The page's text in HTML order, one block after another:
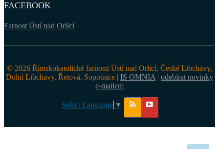
FACEBOOK
Farnost Ústí nad Orlicí
© 2026 Římskokatolické farnosti Ústí nad Orlicí, České Libchavy,
Dolní Libchavy, Řetová, Sopotnice | IS OMNIA | odebírat novinky
e-mailem
Select Language ▼